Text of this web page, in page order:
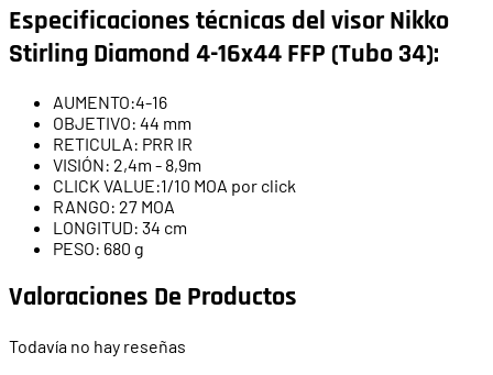
Especificaciones técnicas del visor Nikko
Stirling Diamond 4-16x44 FFP (Tubo 34):
AUMENTO:4-16
OBJETIVO: 44 mm
RETICULA: PRR IR
VISIÓN: 2,4m - 8,9m
CLICK VALUE:1/10 MOA por click
RANGO: 27 MOA
LONGITUD: 34 cm
PESO: 680 g
Valoraciones De Productos
Todavía no hay reseñas